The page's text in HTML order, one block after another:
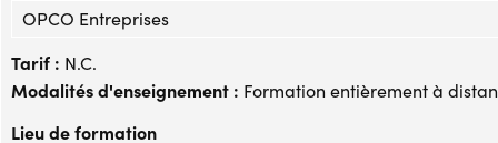
OPCO Entreprises
Tarif : N.C.
Modalités d'enseignement : Formation entièrement à
Lieu de formation